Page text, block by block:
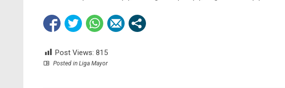
Post Views: 815
Posted in Liga Mayor